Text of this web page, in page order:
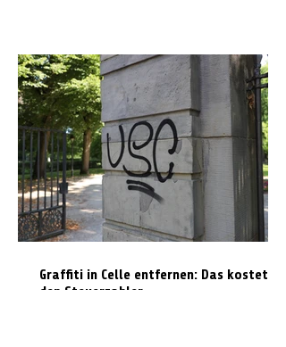
Graffiti in Celle entfernen: Das kostet es
den Steuerzahler